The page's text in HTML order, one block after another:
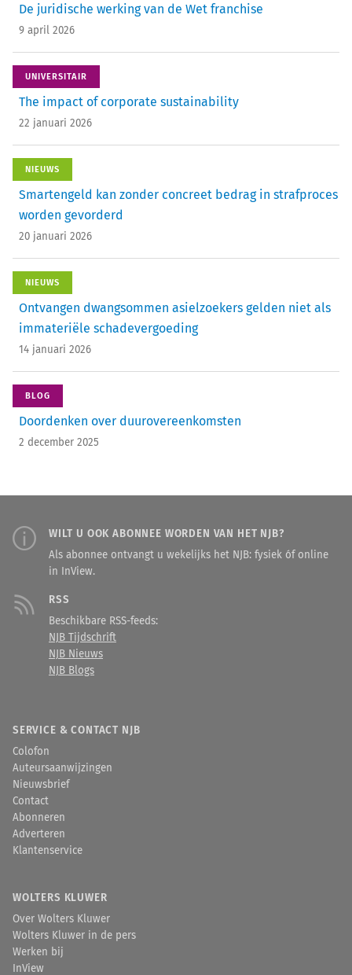
De juridische werking van de Wet franchise
9 april 2026
UNIVERSITAIR
The impact of corporate sustainability
22 januari 2026
NIEUWS
Smartengeld kan zonder concreet bedrag in strafproces
worden gevorderd
20 januari 2026
NIEUWS
Ontvangen dwangsommen asielzoekers gelden niet als
immateriële schadevergoeding
14 januari 2026
BLOG
Doordenken over duurovereenkomsten
2 december 2025
WILT U OOK ABONNEE WORDEN VAN HET NJB?
Als abonnee ontvangt u wekelijks het NJB: fysiek óf online
in InView.
RSS
Beschikbare RSS-feeds:
NJB Tijdschrift
NJB Nieuws
NJB Blogs
SERVICE & CONTACT NJB
Colofon
Auteursaanwijzingen
Nieuwsbrief
Contact
Abonneren
Adverteren
Klantenservice
WOLTERS KLUWER
Over Wolters Kluwer
Wolters Kluwer in de pers
Werken bij
InView